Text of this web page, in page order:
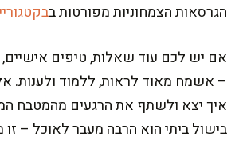
הגרסאות הצמחוניות מפורטות ב
אם יש לכם עוד שאלות, טיפים
– אשמח מאוד לראות, ללמוד ולענות.
איך יצא ולשתף את הרגעים מהמטבח
בישול ביתי הוא הרבה מעבר לאוכל – זו